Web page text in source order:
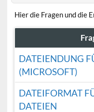
Hier die Fragen und die
DATEIENDUNG
(MICROSOFT)
DATEIFORMAT
DATEIEN